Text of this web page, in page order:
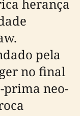
herança
pela
no final
prima neo-